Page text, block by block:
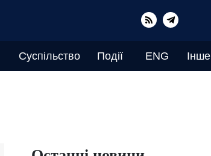
Суспільство Події ENG Інше